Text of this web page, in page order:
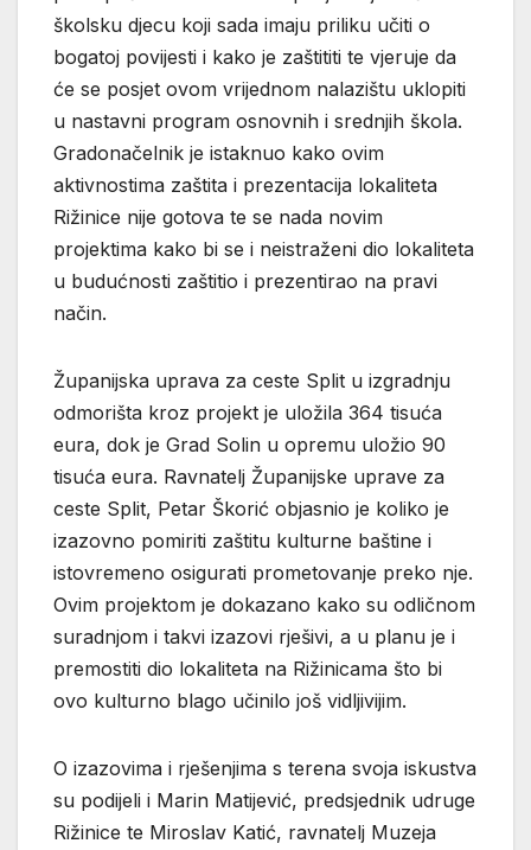
školsku djecu koji sada imaju priliku učiti o
bogatoj povijesti i kako je zaštititi te vjeruje da
će se posjet ovom vrijednom nalazištu uklopiti
u nastavni program osnovnih i srednjih škola.
Gradonačelnik je istaknuo kako ovim
aktivnostima zaštita i prezentacija lokaliteta
Rižinice nije gotova te se nada novim
projektima kako bi se i neistraženi dio lokaliteta
u budućnosti zaštitio i prezentirao na pravi
način.
Županijska uprava za ceste Split u izgradnju
odmorišta kroz projekt je uložila 364 tisuća
eura, dok je Grad Solin u opremu uložio 90
tisuća eura. Ravnatelj Županijske uprave za
ceste Split, Petar Škorić objasnio je koliko je
izazovno pomiriti zaštitu kulturne baštine i
istovremeno osigurati prometovanje preko nje.
Ovim projektom je dokazano kako su odličnom
suradnjom i takvi izazovi rješivi, a u planu je i
premostiti dio lokaliteta na Rižinicama što bi
ovo kulturno blago učinilo još vidljivijim.
O izazovima i rješenjima s terena svoja iskustva
su podijeli i Marin Matijević, predsjednik udruge
Rižinice te Miroslav Katić, ravnatelj Muzeja